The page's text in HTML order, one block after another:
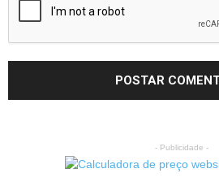
- Publicidade -